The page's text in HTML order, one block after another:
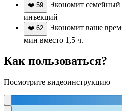
❤️ 59
Экономит семейный
инъекций
❤️ 62
Экономит ваше
мин вместо 1,5 ч.
Как пользоваться?
Посмотрите видеоинструкцию